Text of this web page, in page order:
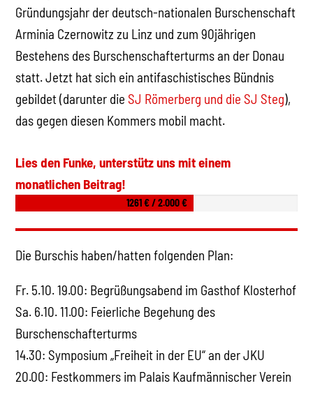
Gründungsjahr der deutsch-nationalen Burschenschaft
Arminia Czernowitz zu Linz und zum 90jährigen
Bestehens des Burschenschafterturms an der Donau
statt. Jetzt hat sich ein antifaschistisches Bündnis
gebildet (darunter dieSJ Römerberg und die SJ Steg),
das gegen diesen Kommers mobil macht.
Lies den Funke, unterstütz uns mit einem
monatlichen Beitrag!
1261 € / 2.000 €
Die Burschis haben/hatten folgenden Plan:
Fr. 5.10. 19.00: Begrüßungsabend im Gasthof Klosterhof
Sa. 6.10. 11.00: Feierliche Begehung des
Burschenschafterturms
14.30: Symposium „Freiheit in der EU“ an der JKU
20.00: Festkommers im Palais Kaufmännischer Verein